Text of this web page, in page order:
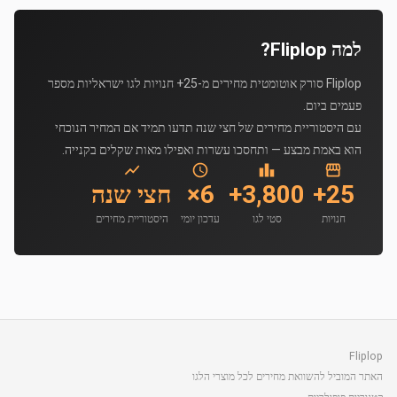
למה Fliplop?
Fliplop סורק אוטומטית מחירים מ-25+ חנויות לגו ישראליות מספר
פעמים ביום.
עם היסטוריית מחירים של חצי שנה תדעו תמיד אם המחיר הנוכחי
הוא באמת מבצע — ותחסכו עשרות ואפילו מאות שקלים בקנייה.
25+
חנויות
3,800+
סטי לגו
6×
עדכון יומי
חצי שנה
היסטוריית מחירים
Fliplop
האתר המוביל להשוואת מחירים לכל מוצרי הלגו